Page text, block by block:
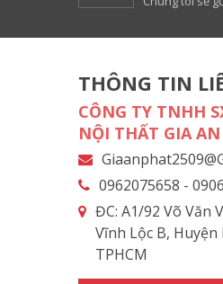
THÔNG TIN
CÔNG TY TNHH
NỘI THẤT GIA
0962075658 -
ĐC: A1/92 Võ Văn
Vĩnh Lộc B, Huyện
TPHCM